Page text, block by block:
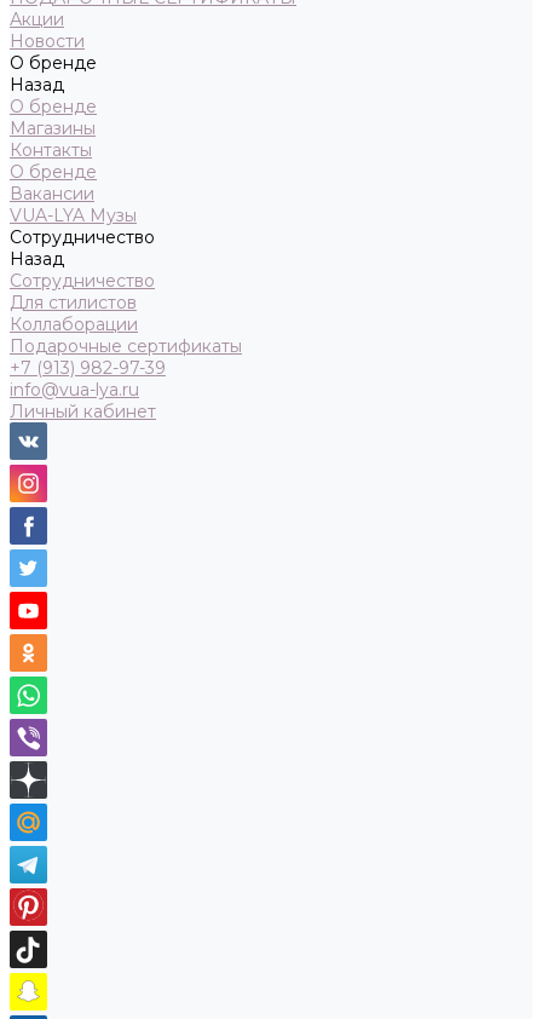
Акции
Новости
О бренде
Назад
О бренде
Магазины
Контакты
О бренде
Вакансии
VUA-LYA Музы
Сотрудничество
Назад
Сотрудничество
Для стилистов
Коллаборации
Подарочные сертификаты
+7 (913) 982-97-39
info@vua-lya.ru
Личный кабинет